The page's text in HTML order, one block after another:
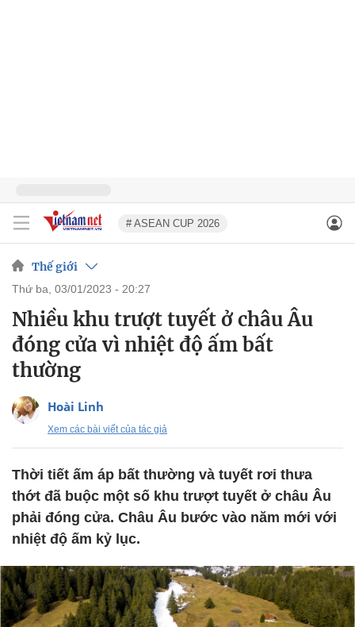
# ASEAN CUP 2026
Thế giới
thứ ba, 03/01/2023 - 20:27
Nhiều khu trượt tuyết ở châu Âu
đóng cửa vì nhiệt độ ấm bất
thường
Hoài Linh
Xem các bài viết của tác giả
Thời tiết ấm áp bất thường và tuyết rơi thưa
thớt đã buộc một số khu trượt tuyết ở châu Âu
phải đóng cửa. Châu Âu bước vào năm mới với
nhiệt độ ấm kỷ lục.